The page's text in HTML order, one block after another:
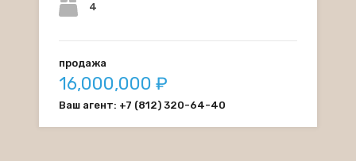
4
продажа
16,000,000 ₽
Ваш агент: +7 (812) 320-64-40